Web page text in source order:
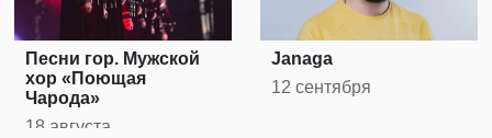
Песни гор. Мужской
хор «Поющая
Чарода»
18 августа
Janaga
12 сентября